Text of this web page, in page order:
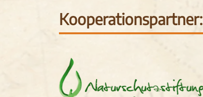
Kooperationspartner: